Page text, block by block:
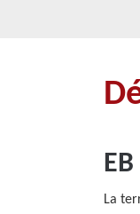
La